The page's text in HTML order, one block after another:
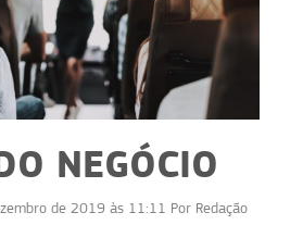
NEGÓCIO
de 2019 às 11:11 Por Redação